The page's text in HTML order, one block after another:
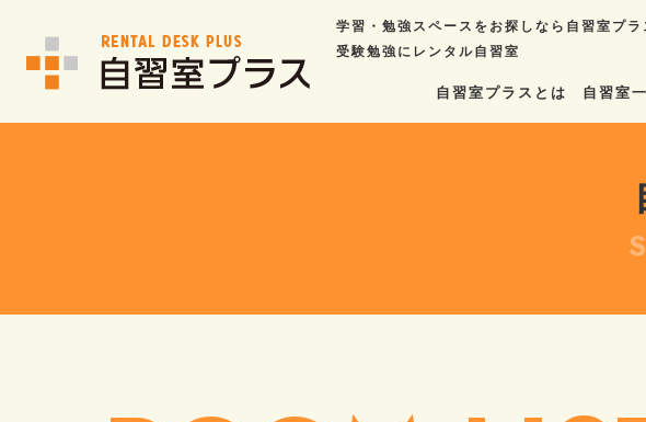
学習・勉強スペースをお探しなら自習室プラ
受験勉強にレンタル自習室
自習室プラスとは 自習室